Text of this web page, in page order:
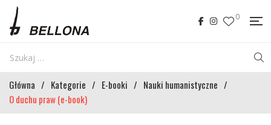
0
Główna / Kategorie / E-booki / Nauki humanistyczne /
O duchu praw (e-book)